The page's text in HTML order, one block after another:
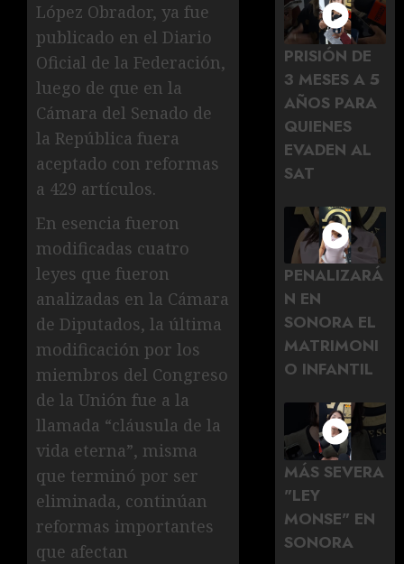
López Obrador, ya fue
publicado en el Diario
Oficial de la Federación,
luego de que en la
Cámara del Senado de
la República fuera
aceptado con reformas
a 429 artículos.
En esencia fueron
modificadas cuatro
leyes que fueron
analizadas en la Cámara
de Diputados, la última
modificación por los
miembros del Congreso
de la Unión fue a la
llamada “cláusula de la
vida eterna”, misma
que terminó por ser
eliminada, continúan
reformas importantes
que afectan
PRISIÓN DE
3 MESES A 5
AÑOS PARA
QUIENES
EVADEN AL
SAT
PENALIZARÁ
N EN
SONORA EL
MATRIMONI
O INFANTIL
MÁS SEVERA
"LEY
MONSE" EN
SONORA